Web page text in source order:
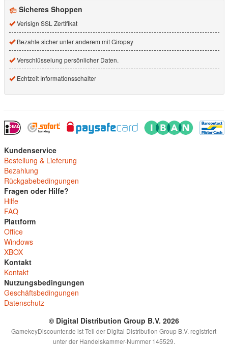
Sicheres Shoppen
Verisign SSL Zertifikat
Bezahle sicher unter anderem mit Giropay
Verschlüsselung persönlicher Daten.
Echtzeit Informationsschalter
Kundenservice
Bestellung & Lieferung
Bezahlung
Rückgabebedingungen
Fragen oder Hilfe?
Hilfe
FAQ
Plattform
Office
Windows
XBOX
Kontakt
Kontakt
Nutzungsbedingungen
Geschäftsbedingungen
Datenschutz
© Digital Distribution Group B.V. 2026
GamekeyDiscounter.de ist Teil der Digital Distribution Group B.V. registriert
unter der Handelskammer-Nummer 145529.